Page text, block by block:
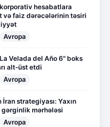
hesabatlara
və faiz dərəcələrinin təsiri
Avropa
Velada del Año 6" boks
alt-üst etdi
Avropa
İran strategiyası: Yaxın
mərhələsi
Avropa